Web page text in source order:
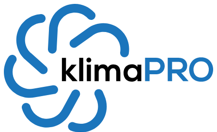
obsah